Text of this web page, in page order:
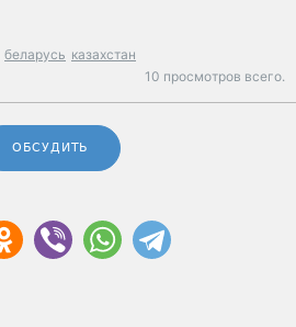
беларусь казахстан
10 просмотров всего.
ОБСУДИТЬ